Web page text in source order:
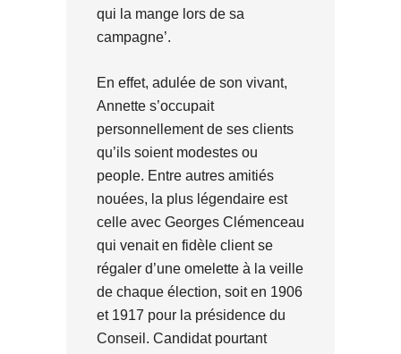
qui la mange lors de sa
campagne’.
En effet, adulée de son vivant,
Annette s’occupait
personnellement de ses clients
qu’ils soient modestes ou
people. Entre autres amitiés
nouées, la plus légendaire est
celle avec Georges Clémenceau
qui venait en fidèle client se
régaler d’une omelette à la veille
de chaque élection, soit en 1906
et 1917 pour la présidence du
Conseil. Candidat pourtant